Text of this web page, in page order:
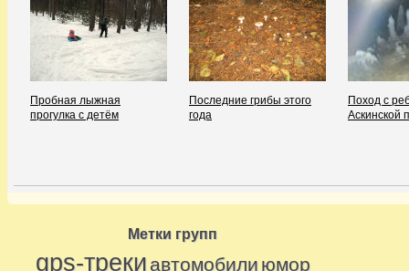
Пробная лыжная
прогулка с детём
Последние грибы этого
года
Поход с
Аскинской
Метки групп
gps-треки автомобили юмор